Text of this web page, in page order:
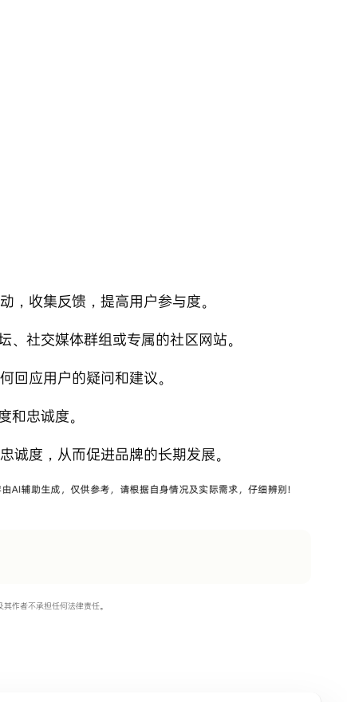
收集反馈，提高用户参与度。
社交媒体群组或专属的社区网站。
回应用户的疑问和建议。
忠诚度。
度，从而促进品牌的长期发展。
作者不承担任何法律责任。